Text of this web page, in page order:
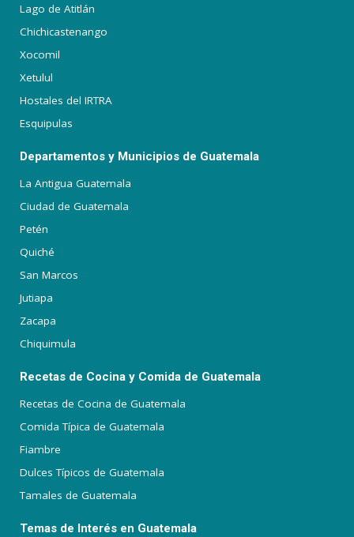
Lago de Atitlán
Chichicastenango
Xocomil
Xetulul
Hostales del IRTRA
Esquipulas
Departamentos y Municipios de Guatemala
La Antigua Guatemala
Ciudad de Guatemala
Petén
Quiché
San Marcos
Jutiapa
Zacapa
Chiquimula
Recetas de Cocina y Comida de Guatemala
Recetas de Cocina de Guatemala
Comida Típica de Guatemala
Fiambre
Dulces Típicos de Guatemala
Tamales de Guatemala
Temas de Interés en Guatemala